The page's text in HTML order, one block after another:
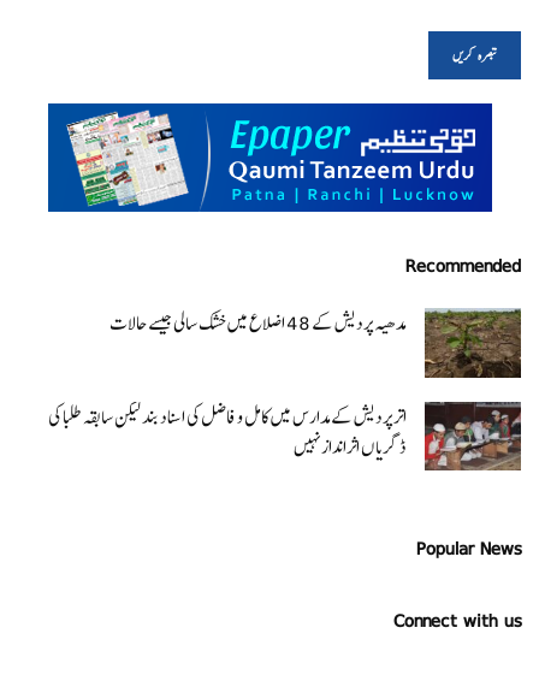
Recommended
مدھیہ پردیش کے 48 اضلاع میں خشک سالی جیسے حالات
اتر پردیش کےمدارس میں کامل و فاضل کی اسناد بند لیکن سابقہ طلبا کی
ڈگریا ں اثرانداز نہیں
Popular News
Connect with us